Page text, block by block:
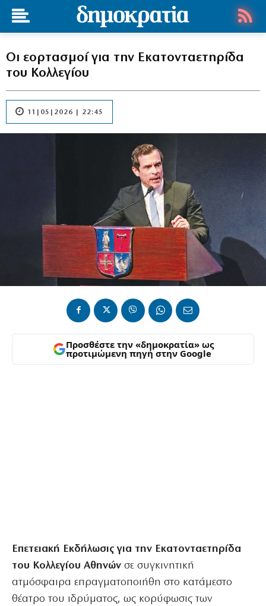
Οι εορτασμοί για την Εκατονταετηρίδα
του Κολλεγίου
11|05|2026 | 22:45
Προσθέστε την «δημοκρατία» ως
προτιμώμενη πηγή στην Google
Επετειακή Εκδήλωσις για την Εκατονταετηρίδα
του Κολλεγίου Αθηνών σε συγκινητική
ατμόσφαιρα επραγματοποιήθη στο κατάμεστο
θέατρο του ιδρύματος, ως κορύφωσις των